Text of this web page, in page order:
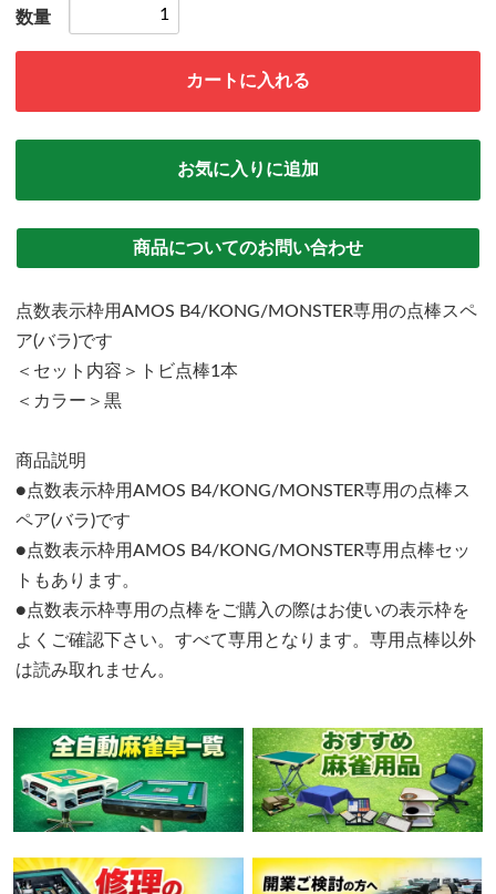
数量
カートに入れる
お気に入りに追加
商品についてのお問い合わせ
点数表示枠用AMOS B4/KONG/MONSTER専用の点棒スペ
ア(バラ)です
＜セット内容＞トビ点棒1本
＜カラー＞黒
商品説明
●点数表示枠用AMOS B4/KONG/MONSTER専用の点棒ス
ペア(バラ)です
●点数表示枠用AMOS B4/KONG/MONSTER専用点棒セッ
トもあります。
●点数表示枠専用の点棒をご購入の際はお使いの表示枠を
よくご確認下さい。すべて専用となります。専用点棒以外
は読み取れません。